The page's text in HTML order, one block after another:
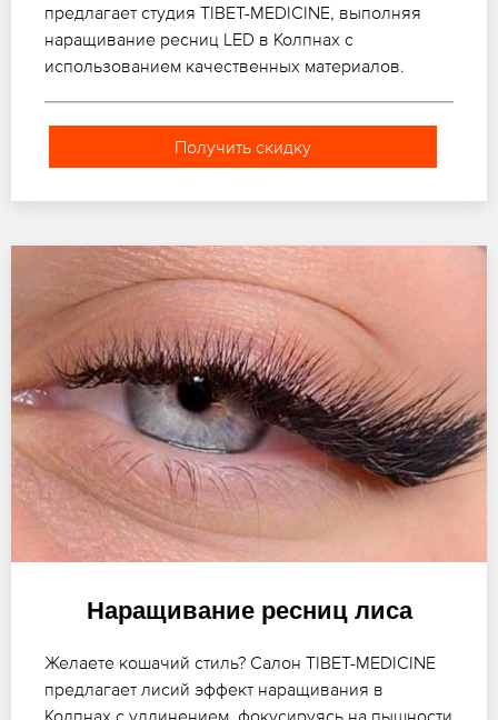
предлагает студия TIBET-MEDICINE, выполняя
наращивание ресниц LED в Колпнах с
использованием качественных материалов.
Получить скидку
Наращивание ресниц лиса
Желаете кошачий стиль? Салон TIBET-MEDICINE
предлагает лисий эффект наращивания в
Колпнах с удлинением, фокусируясь на пышности